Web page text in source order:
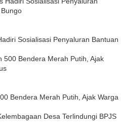
Sosialisasi Penyaluran Bantuan
Bendera Merah Putih, Ajak Warga